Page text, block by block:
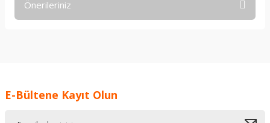
Önerileriniz
Ürün resmi kalitesiz, bozuk veya görüntülenemiyor.
E-Bültene Kayıt Olun